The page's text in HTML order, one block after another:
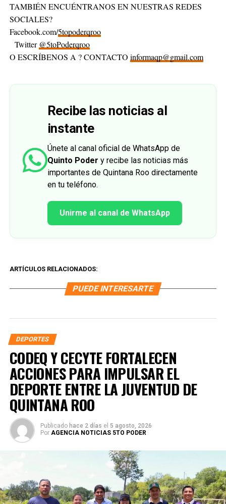
TAMBIÉN ENCUÉNTRANOS EN NUESTRAS REDES
SOCIALES?
Facebook.com/5topoderqroo
Twitter @5toPoderqroo
O ESCRÍBENOS A ? CONTACTO informaqp@gmail.com
Recibe las noticias al
instante
Únete al canal oficial de WhatsApp de
Quinto Poder y recibe las noticias más
importantes de Quintana Roo directamente
en tu teléfono.
Unirme al canal de WhatsApp
ARTÍCULOS RELACIONADOS:
PUEDE INTERESARTE
DEPORTES
CODEQ Y CECYTE FORTALECEN
ACCIONES PARA IMPULSAR EL
DEPORTE ENTRE LA JUVENTUD DE
QUINTANA ROO
Publicado hace 2 días el 5 agosto, 2026
Por AGENCIA NOTICIAS 5TO PODER